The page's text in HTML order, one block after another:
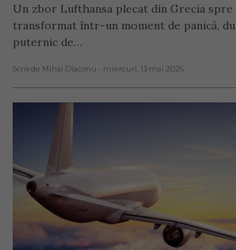
Un zbor Lufthansa plecat din Grecia spre
transformat într-un moment de panică,
puternic de…
Scris de Mihai Diaconu - miercuri, 13 mai 2026